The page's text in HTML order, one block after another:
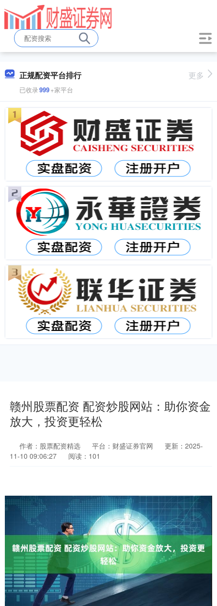
正规配资平台排行
已收录999+家平台
更多
赣州股票配资 配资炒股网站：助你资金
放大，投资更轻松
作者：股票配资精选 平台：财盛证券官网
更新：2025-
11-10 09:06:27
阅读：101